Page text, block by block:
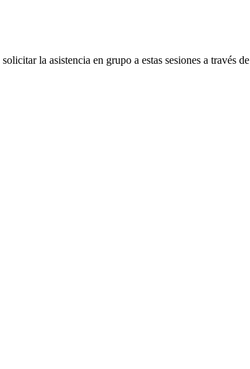
la asistencia en grupo a estas sesiones a través de